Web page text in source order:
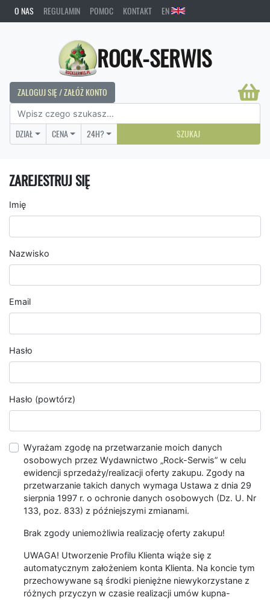
O NAS REGULAMIN POMOC KONTAKT EN
ROCK-SERWIS
ZALOGUJ SIĘ / ZAŁÓŻ KONTO
DZIAŁ CENA 24H? SZUKAJ
ZAREJESTRUJ SIĘ
Imię
Nazwisko
Email
Hasło
Hasło (powtórz)
Wyrażam zgodę na przetwarzanie moich danych
osobowych przez Wydawnictwo „Rock-Serwis” w celu
ewidencji sprzedaży/realizacji oferty zakupu. Zgody na
przetwarzanie takich danych wymaga Ustawa z dnia 29
sierpnia 1997 r. o ochronie danych osobowych (Dz. U. Nr
133, poz. 833) z późniejszymi zmianami.
Brak zgody uniemożliwia realizację oferty zakupu!
UWAGA! Utworzenie Profilu Klienta wiąże się z
automatycznym założeniem konta Klienta. Na koncie tym
przechowywane są środki pieniężne niewykorzystane z
różnych przyczyn w czasie realizacji umów kupna-